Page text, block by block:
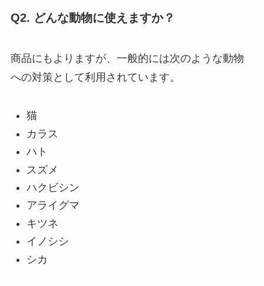
Q2. どんな動物に使えますか？
商品にもよりますが、一般的には次のような動物
への対策として利用されています。
猫
カラス
ハト
スズメ
ハクビシン
アライグマ
キツネ
イノシシ
シカ